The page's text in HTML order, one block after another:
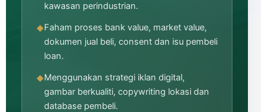
kawasan perindustrian.
Faham proses bank value, market value,
dokumen jual beli, consent dan isu pembeli
loan.
Menggunakan strategi iklan digital,
gambar berkualiti, copywriting lokasi dan
database pembeli.